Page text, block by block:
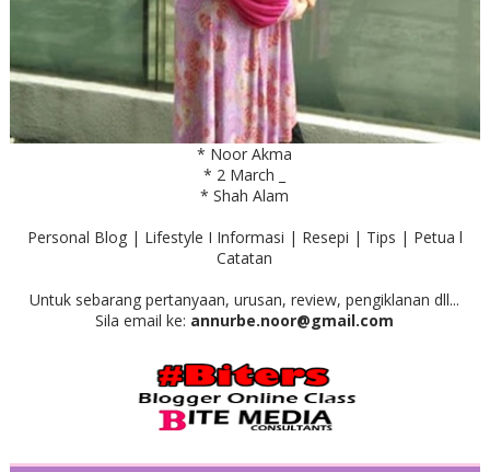
* Noor Akma
* 2 March _
* Shah Alam
Personal Blog | Lifestyle I Informasi | Resepi | Tips | Petua l
Catatan
Untuk sebarang pertanyaan, urusan, review, pengiklanan dll...
Sila email ke: annurbe.noor@gmail.com